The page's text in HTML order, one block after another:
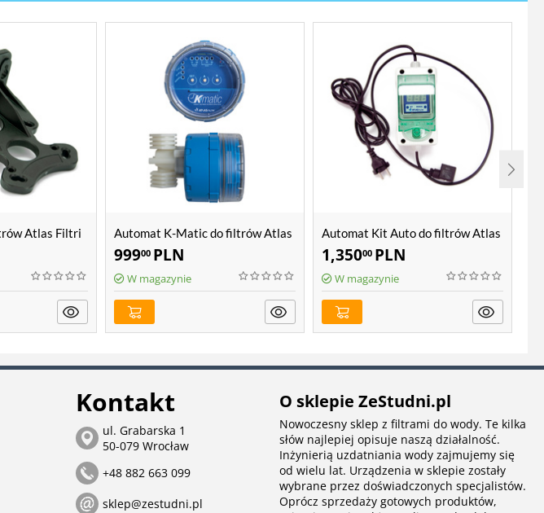
Atlas Filtri
Automat K-Matic do filtrów Atlas
Filtri Hydra
99900 PLN
W magazynie
Automat Kit Auto do filtrów Atlas
Filtri Hydra
1,35000 PLN
W magazynie
Kontakt
ul. Grabarska 1
50-079 Wrocław
+48 882 663 099
sklep@zestudni.pl
O sklepie ZeStudni.pl
Nowoczesny sklep z filtrami do wody. Te kilka
słów najlepiej opisuje naszą działalność.
Inżynierią uzdatniania wody zajmujemy się
od wielu lat. Urządzenia w sklepie zostały
wybrane przez doświadczonych specjalistów.
Oprócz sprzedaży gotowych produktów,